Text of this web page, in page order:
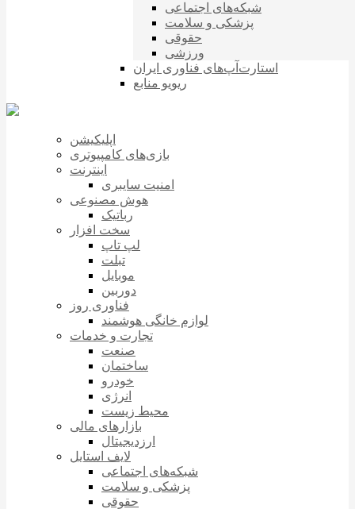
شبکه‌های اجتماعی
پزشکی و سلامت
حقوقی
ورزشی
استارت‌آپ‌های فناوری ایران
ریویو منابع
اپلیکیشن
بازی‌های کامپیوتری
اینترنت
امنیت سایبری
هوش مصنوعی
رباتیک
سخت افزار
لپ تاپ
تبلت
موبایل
دوربین
فناوری روز
لوازم خانگی هوشمند
تجارت و خدمات
صنعت
ساختمان
خودرو
انرژی
محیط زیست
بازارهای مالی
ارزدیجیتال
لایف استایل
شبکه‌های اجتماعی
پزشکی و سلامت
حقوقی